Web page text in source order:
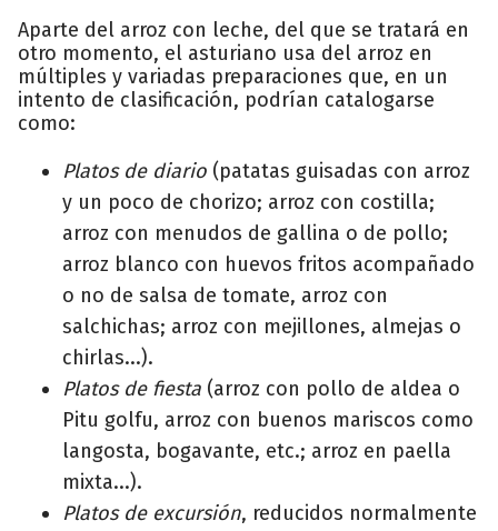
Aparte del arroz con leche, del que se tratará en
otro momento, el asturiano usa del arroz en
múltiples y variadas preparaciones que, en un
intento de clasificación, podrían catalogarse
como:
Platos de diario (patatas guisadas con arroz
y un poco de chorizo; arroz con costilla;
arroz con menudos de gallina o de pollo;
arroz blanco con huevos fritos acompañado
o no de salsa de tomate, arroz con
salchichas; arroz con mejillones, almejas o
chirlas...).
Platos de fiesta (arroz con pollo de aldea o
Pitu golfu, arroz con buenos mariscos como
langosta, bogavante, etc.; arroz en paella
mixta...).
Platos de excursión, reducidos normalmente